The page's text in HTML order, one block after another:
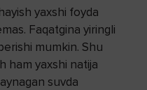
yaxshi foyda
Faqatgina yiringli
mumkin. Shu
ham yaxshi natija
suvda